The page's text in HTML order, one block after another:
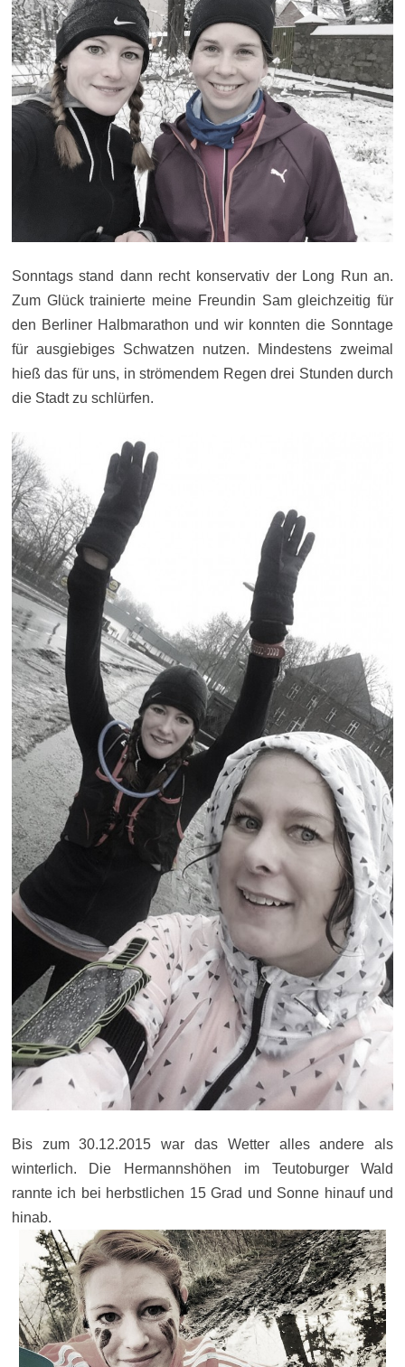
Sonntags stand dann recht konservativ der Long Run an.
Zum Glück trainierte meine Freundin Sam gleichzeitig für
den Berliner Halbmarathon und wir konnten die Sonntage
für ausgiebiges Schwatzen nutzen. Mindestens zweimal
hieß das für uns, in strömendem Regen drei Stunden durch
die Stadt zu schlürfen.
Bis zum 30.12.2015 war das Wetter alles andere als
winterlich. Die Hermannshöhen im Teutoburger Wald
rannte ich bei herbstlichen 15 Grad und Sonne hinauf und
hinab.